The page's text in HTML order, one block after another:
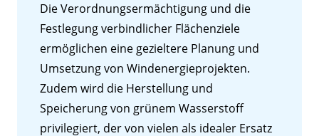
Die Verordnungsermächtigung und die
Festlegung verbindlicher Flächenziele
ermöglichen eine gezieltere Planung und
Umsetzung von Windenergieprojekten.
Zudem wird die Herstellung und
Speicherung von grünem Wasserstoff
privilegiert, der von vielen als idealer Ersatz